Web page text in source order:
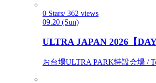
0 Stars/ 362 views
09.20 (Sun)
ULTRA JAPAN 2026【DAY
お台場ULTRA PARK特設会場 /